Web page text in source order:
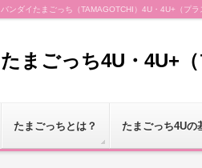
バンダイたまごっち（TAMAGOTCHI）4U・4U+（プ
たまごっち4U・4U+
たまごっちとは？ たまごっち4Uの